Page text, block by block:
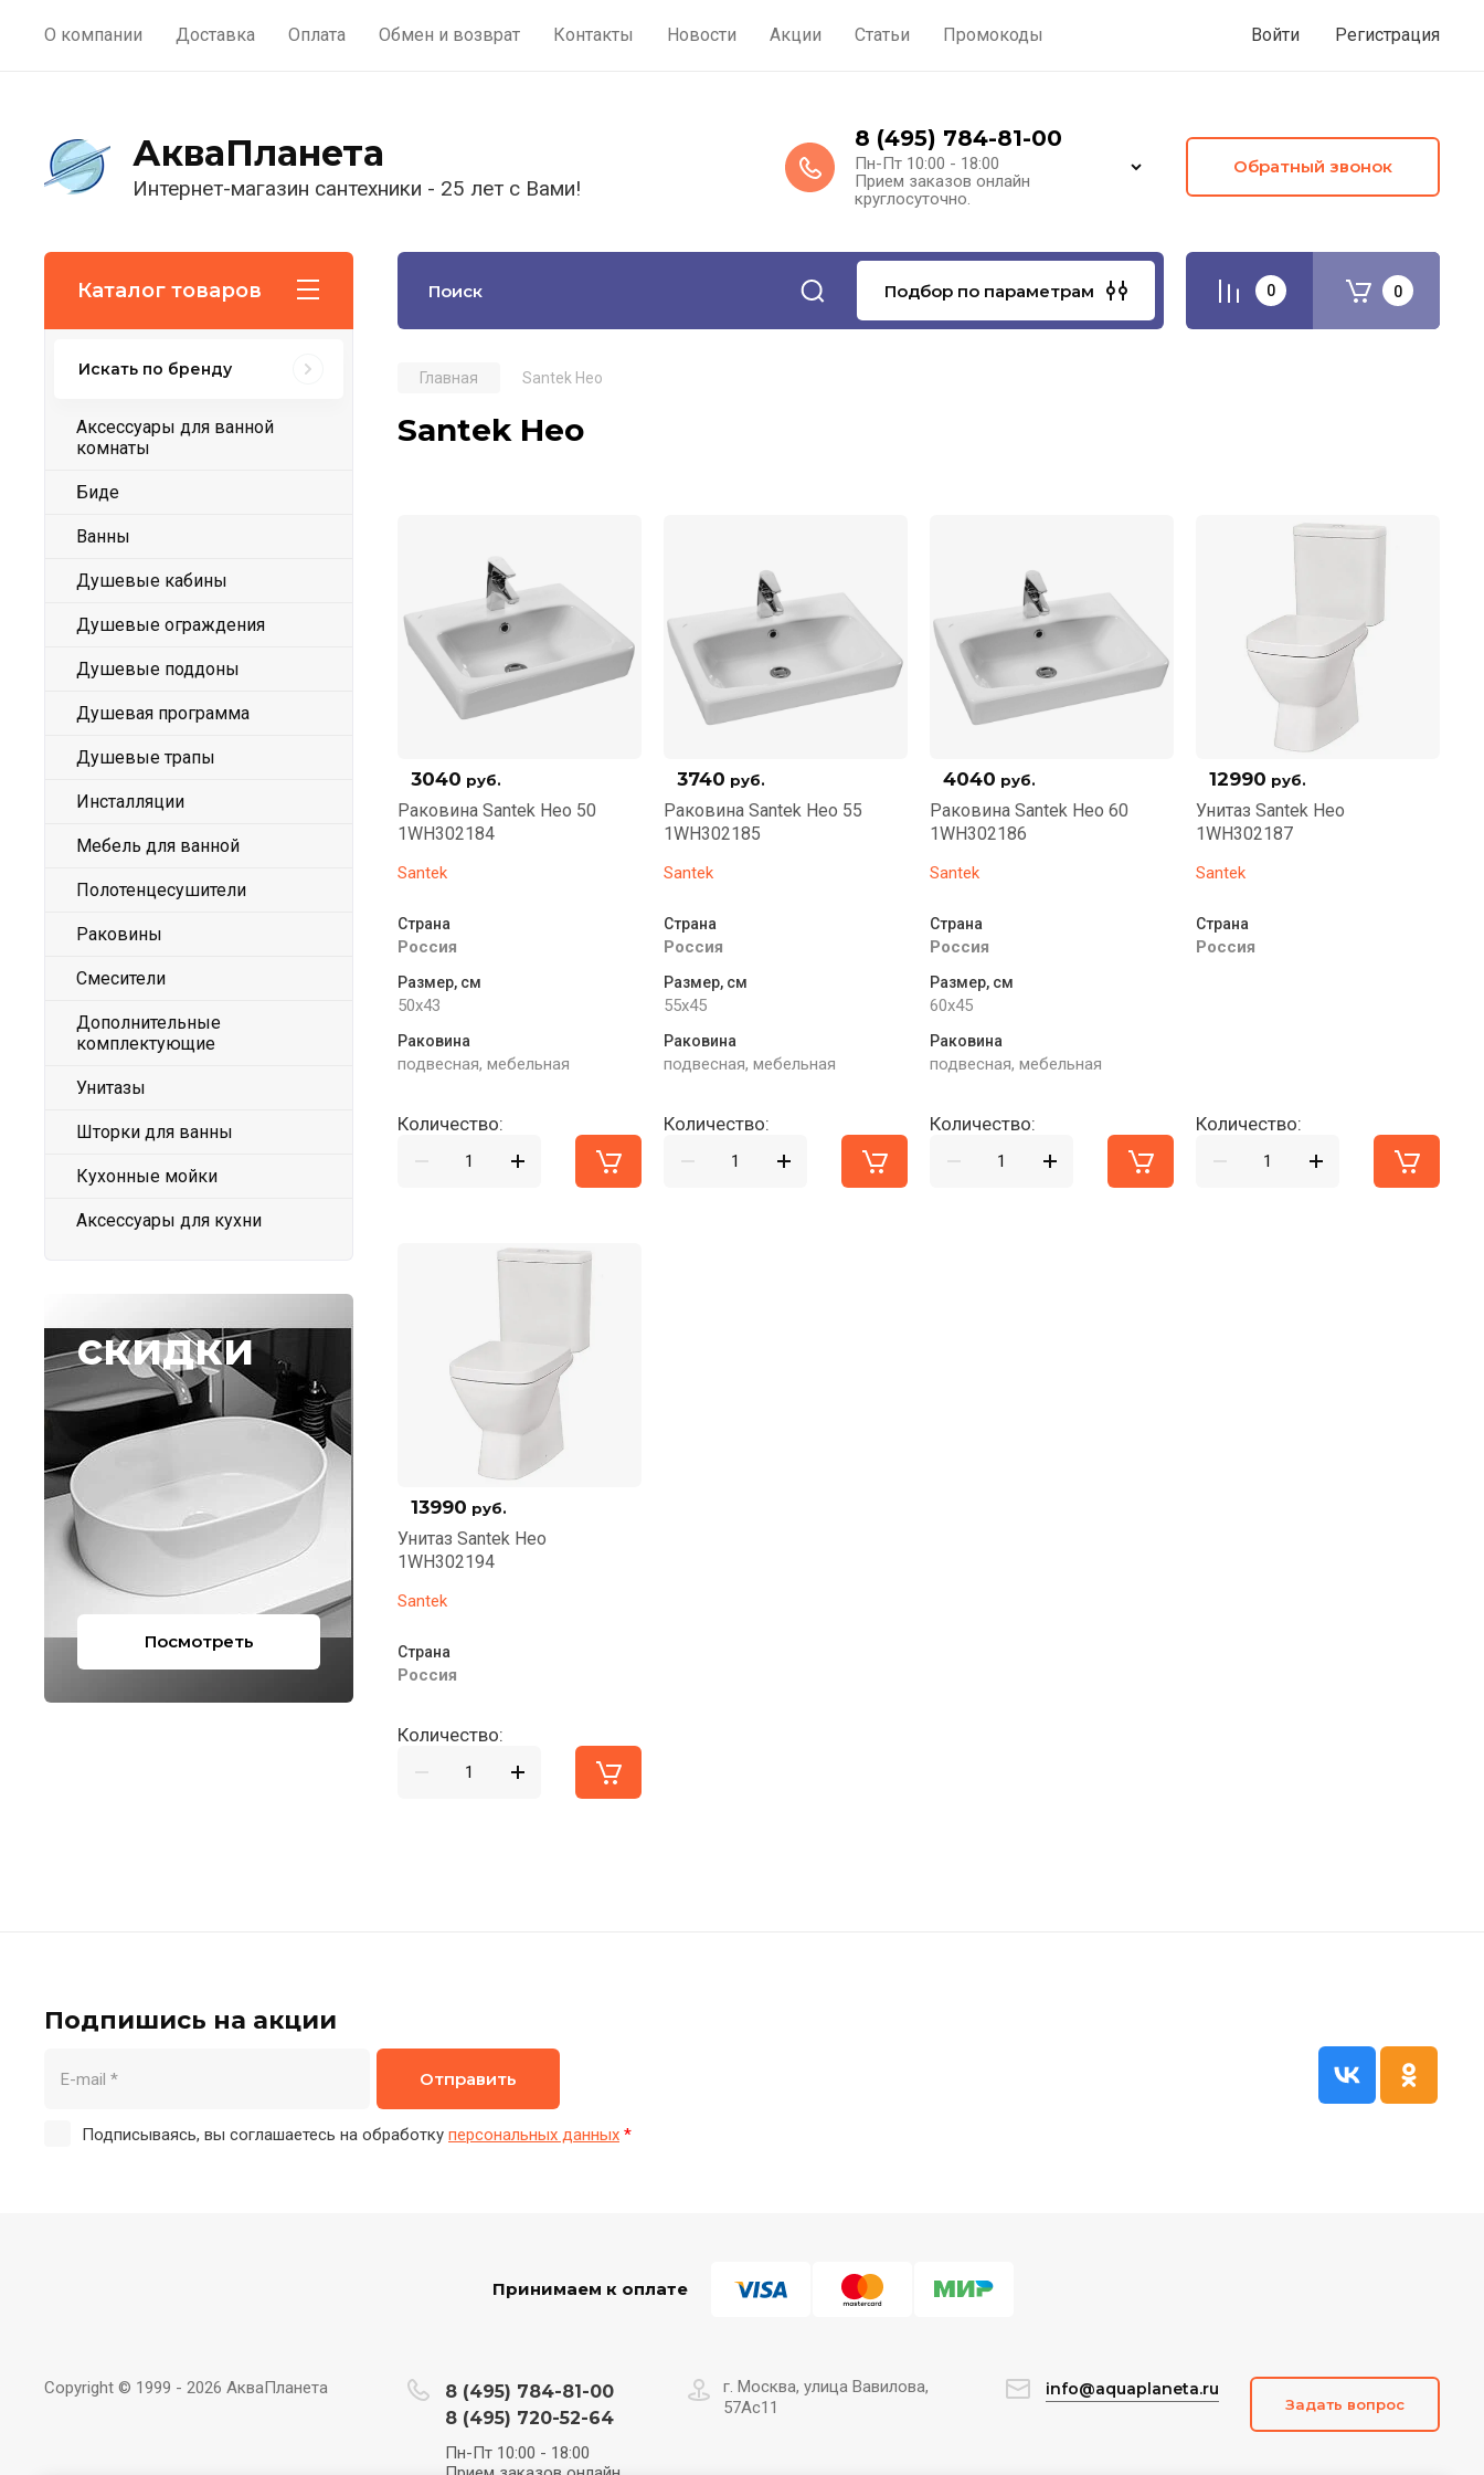
О компании Доставка Оплата Обмен и возврат Контакты Новости Акции Статьи Промокоды Войти Регистрация
АкваПланета
Интернет-магазин сантехники - 25 лет с Вами!
8 (495) 784-81-00
Пн-Пт 10:00 - 18:00
Прием заказов онлайн
круглосуточно.
Обратный звонок
Каталог товаров Подбор по параметрам 0 0
Искать по бренду
Аксессуары для ванной
комнаты
Биде
Ванны
Душевые кабины
Душевые ограждения
Душевые поддоны
Душевая программа
Душевые трапы
Инсталляции
Мебель для ванной
Полотенцесушители
Раковины
Смесители
Дополнительные
комплектующие
Унитазы
Шторки для ванны
Кухонные мойки
Аксессуары для кухни
скидки
Посмотреть
Главная Santek Нео
Santek Нео
3040 руб.
Раковина Santek Нео 50
1WH302184
Santek
Страна
Россия
Размер, см
50x43
Раковина
подвесная, мебельная
Количество:
3740 руб.
Раковина Santek Нео 55
1WH302185
Santek
Страна
Россия
Размер, см
55x45
Раковина
подвесная, мебельная
Количество:
4040 руб.
Раковина Santek Нео 60
1WH302186
Santek
Страна
Россия
Размер, см
60x45
Раковина
подвесная, мебельная
Количество:
12990 руб.
Унитаз Santek Нео
1WH302187
Santek
Страна
Россия
Количество:
13990 руб.
Унитаз Santek Нео
1WH302194
Santek
Страна
Россия
Количество:
Подпишись на акции
Подписываясь, вы соглашаетесь на обработку персональных данных *
Отправить
Принимаем к оплате
Copyright © 1999 - 2026 АкваПланета
8 (495) 784-81-00
8 (495) 720-52-64
Пн-Пт 10:00 - 18:00
г. Москва, улица Вавилова,
57Ас11
info@aquaplaneta.ru
Задать вопрос